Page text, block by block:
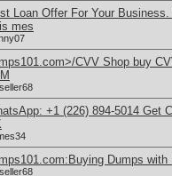
Loan Offer For Your
mes
CVV Shop buy
+1 (226) 894-5014​ Get
Dumps